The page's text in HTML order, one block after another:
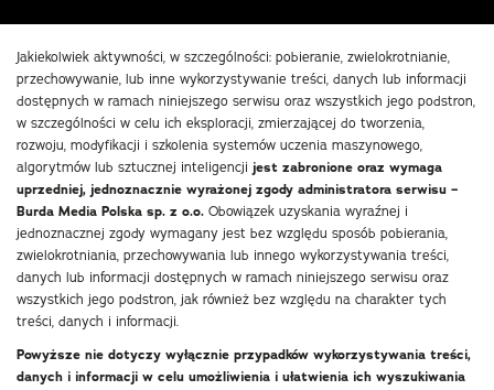
Jakiekolwiek aktywności, w szczególności: pobieranie, zwielokrotnianie,
przechowywanie, lub inne wykorzystywanie treści, danych lub informacji
dostępnych w ramach niniejszego serwisu oraz wszystkich jego podstron,
w szczególności w celu ich eksploracji, zmierzającej do tworzenia,
rozwoju, modyfikacji i szkolenia systemów uczenia maszynowego,
algorytmów lub sztucznej inteligencji jest zabronione oraz wymaga
uprzedniej, jednoznacznie wyrażonej zgody administratora serwisu –
Burda Media Polska sp. z o.o. Obowiązek uzyskania wyraźnej i
jednoznacznej zgody wymagany jest bez względu sposób pobierania,
zwielokrotniania, przechowywania lub innego wykorzystywania treści,
danych lub informacji dostępnych w ramach niniejszego serwisu oraz
wszystkich jego podstron, jak również bez względu na charakter tych
treści, danych i informacji.
Powyższe nie dotyczy wyłącznie przypadków wykorzystywania treści,
danych i informacji w celu umożliwienia i ułatwienia ich wyszukiwania